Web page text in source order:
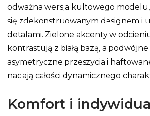
odważna wersja kultowego modelu,
się zdekonstruowanym designem i
detalami. Zielone akcenty w
kontrastują z białą bazą, a podwójne
asymetryczne przeszycia i
nadają całości dynamicznego
Komfort i